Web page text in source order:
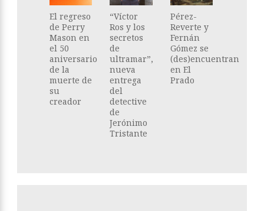
El regreso
de Perry
Mason en
el 50
aniversario
de la
muerte de
su
creador
“Víctor
Ros y los
secretos
de
ultramar”,
nueva
entrega
del
detective
de
Jerónimo
Tristante
Pérez-
Reverte y
Fernán
Gómez se
(des)encuentran
en El
Prado